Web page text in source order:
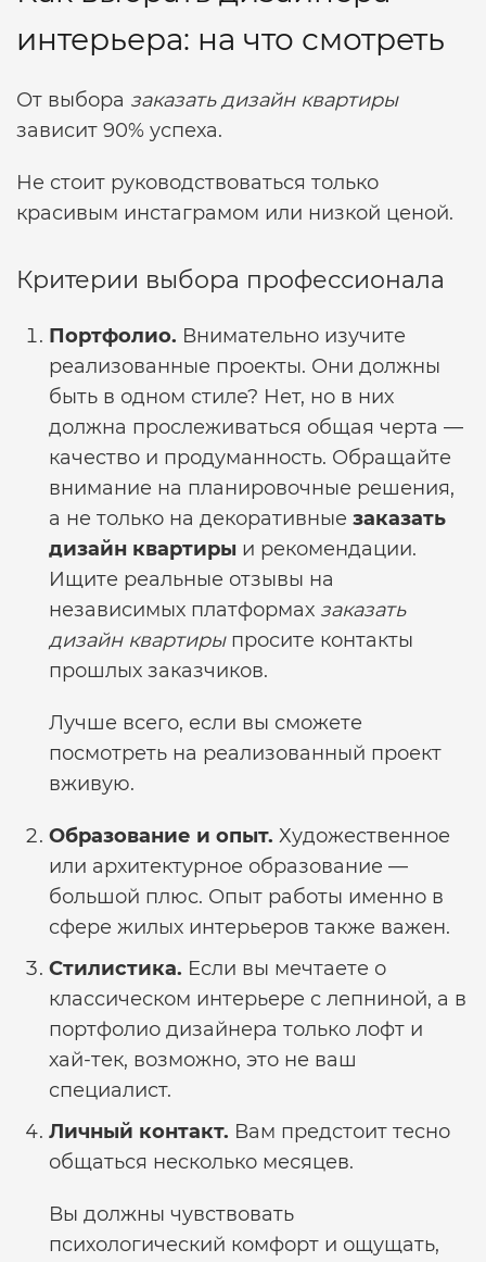
интерьера: на что смотреть
От выбора заказать дизайн квартиры
зависит 90% успеха.
Не стоит руководствоваться только
красивым инстаграмом или низкой ценой.
Критерии выбора профессионала
Портфолио. Внимательно изучите
реализованные проекты. Они должны
быть в одном стиле? Нет, но в них
должна прослеживаться общая черта —
качество и продуманность. Обращайте
внимание на планировочные решения,
а не только на декоративные заказать
дизайн квартиры и рекомендации.
Ищите реальные отзывы на
независимых платформах заказать
дизайн квартирыпросите контакты
прошлых заказчиков.
Лучше всего, если вы сможете
посмотреть на реализованный проект
вживую.
Образование и опыт. Художественное
или архитектурное образование —
большой плюс. Опыт работы именно в
сфере жилых интерьеров также важен.
Стилистика. Если вы мечтаете о
классическом интерьере с лепниной, а в
портфолио дизайнера только лофт и
хай-тек, возможно, это не ваш
специалист.
Личный контакт. Вам предстоит тесно
общаться несколько месяцев.
Вы должны чувствовать
психологический комфорт и ощущать,